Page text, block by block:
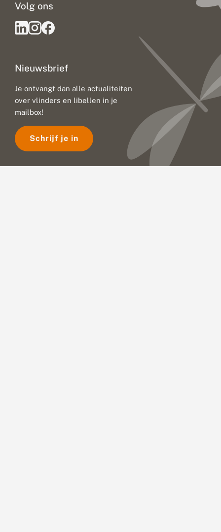
Nieuwsbrief
Je ontvangt dan alle actualiteiten
over vlinders en libellen in je
mailbox!
Schrijf je in
Volg ons